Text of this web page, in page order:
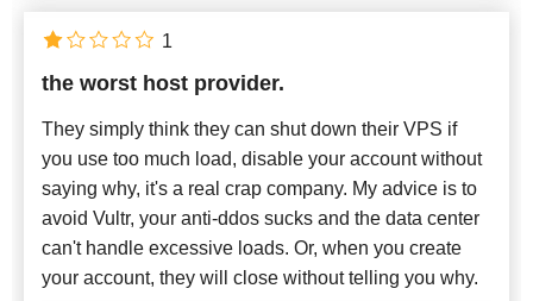
the worst host provider.
They simply think they can shut down their VPS if
you use too much load, disable your account without
saying why, it's a real crap company. My advice is to
avoid Vultr, your anti-ddos sucks and the data center
can't handle excessive loads. Or, when you create
your account, they will close without telling you why.
1